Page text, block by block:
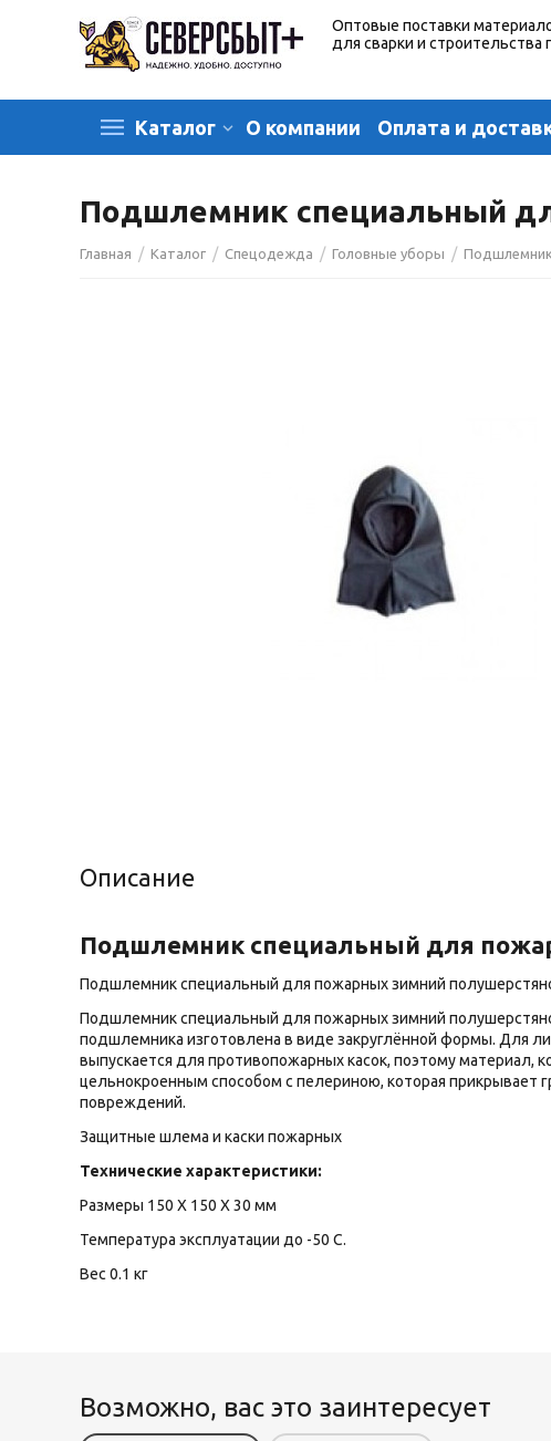
Оптовые поставки
для сварки и
Каталог О компании Оплата и
Подшлемник специальный
Главная / Каталог / Спецодежда / Головные уборы /
Описание
Подшлемник специальный для
Подшлемник специальный для пожарных зимний
Подшлемник специальный для пожарных зимний
подшлемника изготовлена в виде закруглённой формы. Для
выпускается для противопожарных касок, поэтому
цельнокроенным способом с пелериною, которая прикрывает
повреждений.
Защитные шлема и каски пожарных
Технические характеристики:
Размеры 150 X 150 X 30 мм
Температура эксплуатации до -50 С.
Вес 0.1 кг
Возможно, вас это заинтересует